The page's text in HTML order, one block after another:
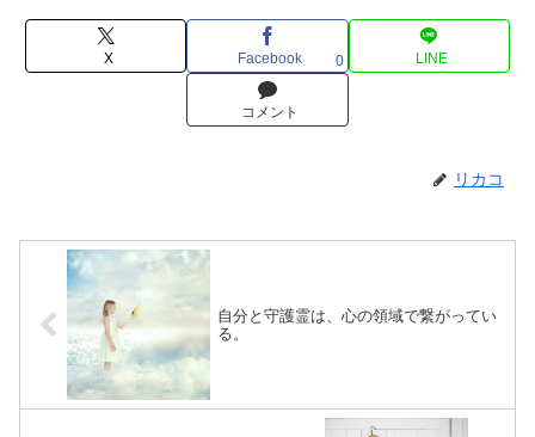
X Facebook 0 LINE
コメント
リカコ
自分と守護霊は、心の領域で繋がってい
る。